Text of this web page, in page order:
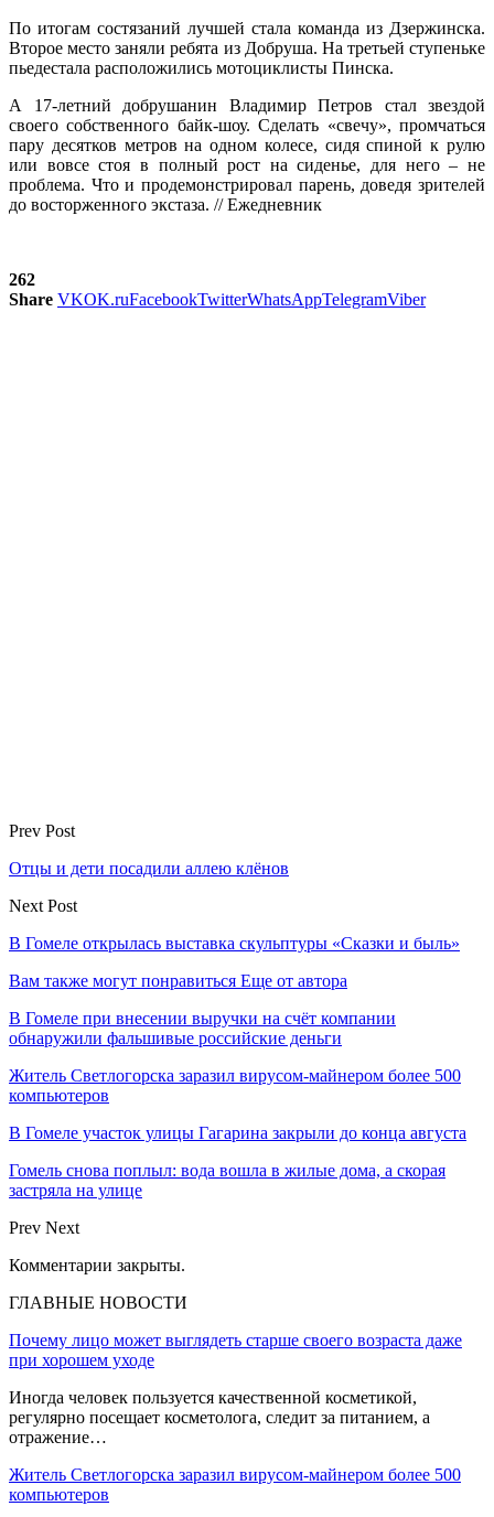
По итогам состязаний лучшей стала команда из Дзержинска.
Второе место заняли ребята из Добруша. На третьей ступеньке
пьедестала расположились мотоциклисты Пинска.
А 17-летний добрушанин Владимир Петров стал звездой
своего собственного байк-шоу. Сделать «свечу», промчаться
пару десятков метров на одном колесе, сидя спиной к рулю
или вовсе стоя в полный рост на сиденье, для него – не
проблема. Что и продемонстрировал парень, доведя зрителей
до восторженного экстаза. // Ежедневник
262
Share VKOK.ruFacebookTwitterWhatsAppTelegramViber
Prev Post
Отцы и дети посадили аллею клёнов
Next Post
В Гомеле открылась выставка скульптуры «Сказки и быль»
Вам также могут понравиться Еще от автора
В Гомеле при внесении выручки на счёт компании
обнаружили фальшивые российские деньги
Житель Светлогорска заразил вирусом-майнером более 500
компьютеров
В Гомеле участок улицы Гагарина закрыли до конца августа
Гомель снова поплыл: вода вошла в жилые дома, а скорая
застряла на улице
Prev Next
Комментарии закрыты.
ГЛАВНЫЕ НОВОСТИ
Почему лицо может выглядеть старше своего возраста даже
при хорошем уходе
Иногда человек пользуется качественной косметикой,
регулярно посещает косметолога, следит за питанием, а
отражение…
Житель Светлогорска заразил вирусом-майнером более 500
компьютеров